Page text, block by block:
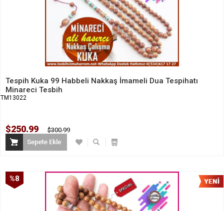
Tespih Kuka 99 Habbeli Nakkaş İmameli Dua Tespihatı
Minareci Tesbih
TM13022
$250.99 $300.99
%8